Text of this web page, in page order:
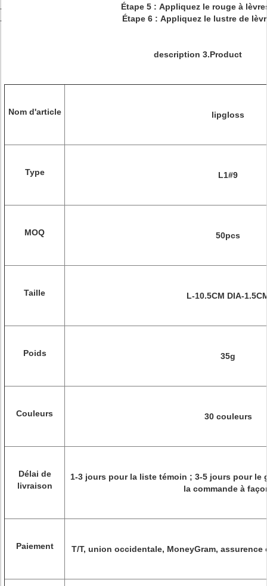
Étape 5 : Appliquez le rouge à
Étape 6 : Appliquez le lustre de
description 3.Product
Nom d'article lipgloss
Type L1#9
MOQ 50pcs
Taille L-10.5CM DIA-
Poids 35g
Couleurs 30 couleurs
Délai de
livraison
1-3 jours pour la liste témoin ; 3-5 jours pour le
la commande à
Paiement T/T, union occidentale, MoneyGram,